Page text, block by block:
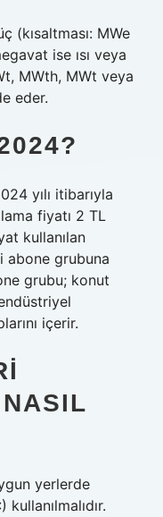
(kısaltması: MWe
ise ısı veya
MWth, MWt veya
eder.
yılı itibarıyla
fiyatı 2 TL
kullanılan
abone grubuna
grubu; konut
içerir.
yerlerde